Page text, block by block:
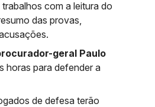
com a leitura do
das provas,
geral Paulo
horas para defender a
de defesa terão